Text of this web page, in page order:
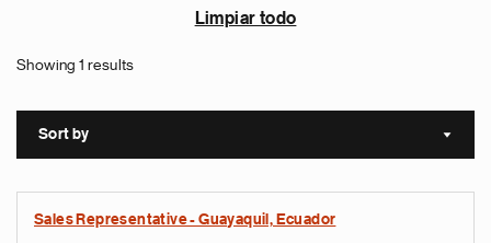
Limpiar todo
Showing 1 results
Sort by Sort
Sales Representative - Guayaquil, Ecuador